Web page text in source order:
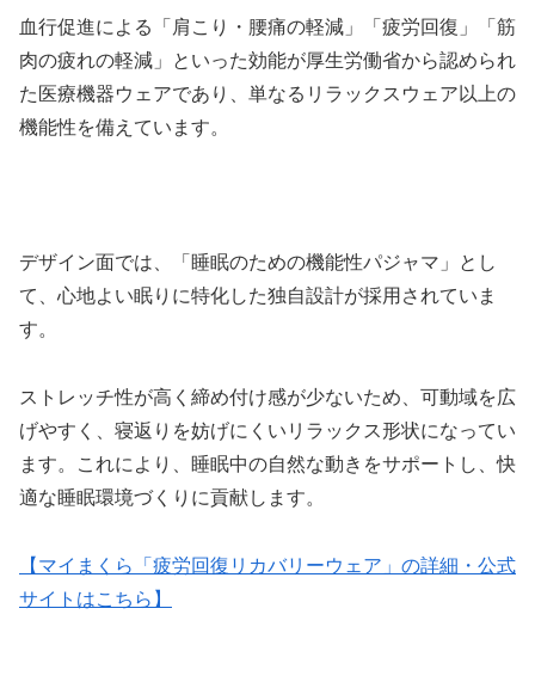
血行促進による「肩こり・腰痛の軽減」「疲労回復」「筋
肉の疲れの軽減」といった効能が厚生労働省から認められ
た医療機器ウェアであり、単なるリラックスウェア以上の
機能性を備えています。
デザイン面では、「睡眠のための機能性パジャマ」とし
て、心地よい眠りに特化した独自設計が採用されていま
す。
ストレッチ性が高く締め付け感が少ないため、可動域を広
げやすく、寝返りを妨げにくいリラックス形状になってい
ます。これにより、睡眠中の自然な動きをサポートし、快
適な睡眠環境づくりに貢献します。
【マイまくら「疲労回復リカバリーウェア」の詳細・公式
サイトはこちら】